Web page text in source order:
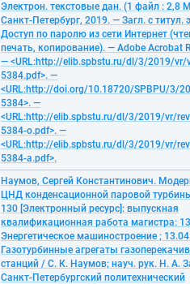
Электрон. текстовые дан. (1 файл : 2,8
Санкт-Петербург, 2019. — Загл. с титул.
Доступ по паролю из сети Интернет
печать, копирование). — Adobe Acrobat
— <URL:http://elib.spbstu.ru/dl/3/2019/vr/
5384.pdf>. —
<URL:http://doi.org/10.18720/SPBPU/3/
5384>. —
<URL:http://elib.spbstu.ru/dl/3/2019/vr/
5384-o.pdf>. —
<URL:http://elib.spbstu.ru/dl/3/2019/vr/
5384-a.pdf>.
Наумов, Сергей Константинович.
ЦНД конденсационной паровой
130 [Электронный ресурс]: выпускная
квалификационная работа магистра:
Энергетическое машиностроение ;
Газотурбинные агрегаты
станций / С. К. Наумов; науч. рук. Н. А.
Санкт-Петербургский политехнический